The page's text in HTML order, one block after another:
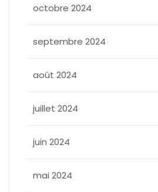
octobre 2024
septembre 2024
août 2024
juillet 2024
juin 2024
mai 2024